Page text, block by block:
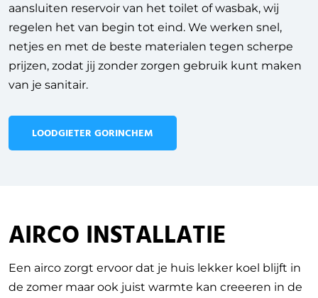
aansluiten reservoir van het toilet of wasbak, wij
regelen het van begin tot eind. We werken snel,
netjes en met de beste materialen tegen scherpe
prijzen, zodat jij zonder zorgen gebruik kunt maken
van je sanitair.
LOODGIETER GORINCHEM
AIRCO INSTALLATIE
Een airco zorgt ervoor dat je huis lekker koel blijft in
de zomer maar ook juist warmte kan creeeren in de